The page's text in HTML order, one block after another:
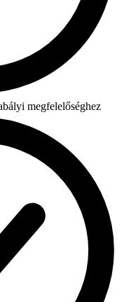
megfelelőséghez